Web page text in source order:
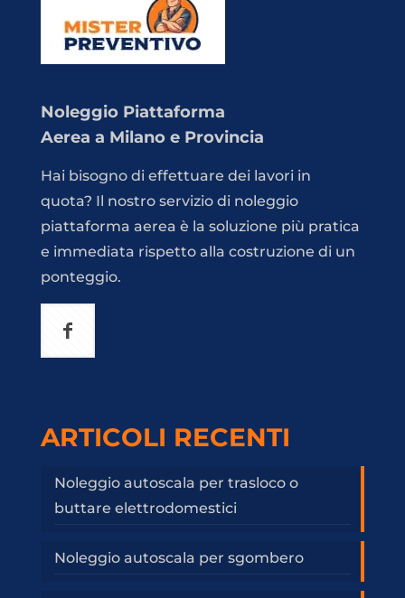
Noleggio Piattaforma
Aerea a Milano e Provincia
Hai bisogno di effettuare dei lavori in
quota? Il nostro servizio di noleggio
piattaforma aerea è la soluzione più pratica
e immediata rispetto alla costruzione di un
ponteggio.
ARTICOLI RECENTI
Noleggio autoscala per trasloco o
buttare elettrodomestici
Noleggio autoscala per sgombero